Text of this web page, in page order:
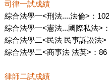
司律一試成績
綜合法學一<刑法....法倫>：102
綜合法學一<憲法...國際私法>
綜合法學二<民法 民事訴訟法>
綜合法學二<商事法 法英>：86
律師二試成績